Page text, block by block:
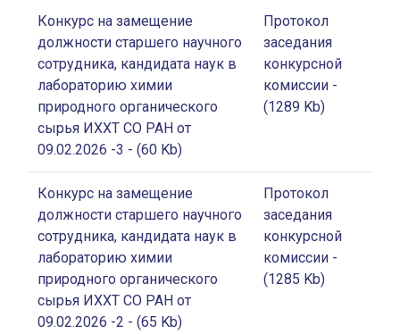
Конкурс на замещение
должности старшего научного
сотрудника, кандидата наук в
лабораторию химии
природного органического
сырья ИХХТ СО РАН от
09.02.2026 -3 - (60 Kb)
Протокол
заседания
конкурсной
комиссии -
(1289 Kb)
Конкурс на замещение
должности старшего научного
сотрудника, кандидата наук в
лабораторию химии
природного органического
сырья ИХХТ СО РАН от
09.02.2026 -2 - (65 Kb)
Протокол
заседания
конкурсной
комиссии -
(1285 Kb)